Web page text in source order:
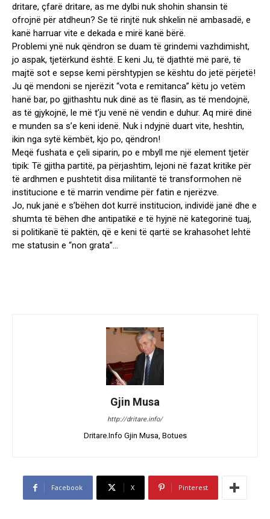
dritare, çfarë dritare, as me dylbi nuk shohin shansin të
ofrojnë për atdheun? Se të rinjtë nuk shkelin në ambasadë, e
kanë harruar vite e dekada e mirë kanë bërë.
Problemi ynë nuk qëndron se duam të grindemi vazhdimisht,
jo aspak, tjetërkund është. E keni Ju, të djathtë më parë, të
majtë sot e sepse kemi përshtypjen se kështu do jetë përjetë!
Ju që mendoni se njerëzit “vota e remitanca” këtu jo vetëm
hanë bar, po gjithashtu nuk dinë as të flasin, as të mendojnë,
as të gjykojnë, le më t’ju venë në vendin e duhur. Aq mirë dinë
e munden sa s’e keni idenë. Nuk i ndyjnë duart vite, heshtin,
ikin nga sytë këmbët, kjo po, qëndron!
Meqë fushata e çeli siparin, po e mbyll me një element tjetër
tipik: Të gjitha partitë, pa përjashtim, lejoni në fazat kritike për
të ardhmen e pushtetit disa militantë të transformohen në
institucione e të marrin vendime për fatin e njerëzve.
Jo, nuk janë e s’bëhen dot kurrë institucion, individë janë dhe e
shumta të bëhen dhe antipatikë e të hyjnë në kategorinë tuaj,
si politikanë të paktën, që e keni të qartë se krahasohet lehtë
me statusin e “non grata”…
Gjin Musa
http://dritare.info/
Dritare.Info Gjin Musa, Botues
Facebook X Pinterest